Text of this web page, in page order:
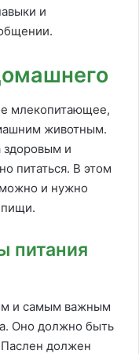
и
млекопитающее,
животным.
здоровым и
питаться. В этом
и нужно
пищи.
питания
и самым важным
Оно должно быть
должен